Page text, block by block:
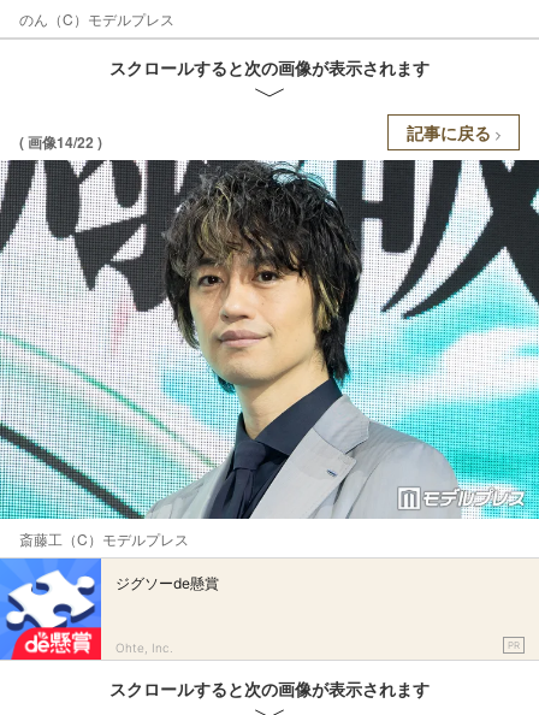
のん（C）モデルプレス
スクロールすると次の画像が表示されます
( 画像14/22 ) 記事に戻る
斎藤工（C）モデルプレス
ジグソーde懸賞
Ohte, Inc. PR
スクロールすると次の画像が表示されます